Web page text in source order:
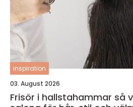
inspiration
03. August 2026
Frisör i hallstahammar så väljer du rätt